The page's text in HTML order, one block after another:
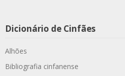
Dicionário de Cinfães
Alhões
Bibliografia cinfanense